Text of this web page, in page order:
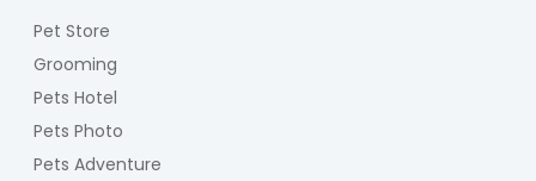
Pet Store
Grooming
Pets Hotel
Pets Photo
Pets Adventure